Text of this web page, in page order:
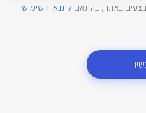
באתר, בהתאם לתנאי השימוש